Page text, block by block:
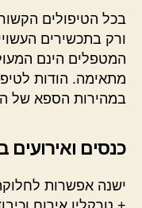
בכל הטיפולים
ורק בתכשירים
המטפלים הינם
מתאימה. הודות
במהירות הספא של
כנסים ואירועים
ישנה אפשרות